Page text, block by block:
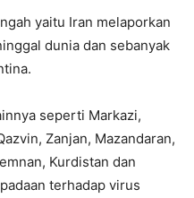
yaitu Iran melaporkan
dunia dan sebanyak
seperti Markazi,
Zanjan, Mazandaran,
Kurdistan dan
terhadap virus